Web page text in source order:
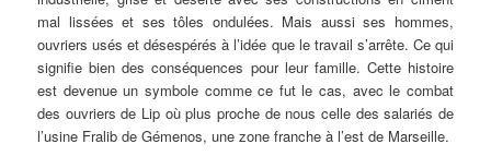
mal lissées et ses tôles ondulées. Mais aussi ses hommes,
ouvriers usés et désespérés à l’idée que le travail s’arrête. Ce qui
signifie bien des conséquences pour leur famille. Cette histoire
est devenue un symbole comme ce fut le cas, avec le combat
des ouvriers de Lip où plus proche de nous celle des salariés de
l’usine Fralib de Gémenos, une zone franche à l’est de Marseille.